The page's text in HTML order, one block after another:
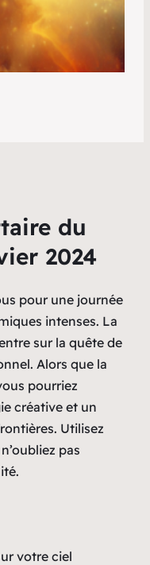
du
2024
pour une journée
intenses. La
sur la quête de
Alors que la
pourriez
créative et un
Utilisez
pas
votre ciel